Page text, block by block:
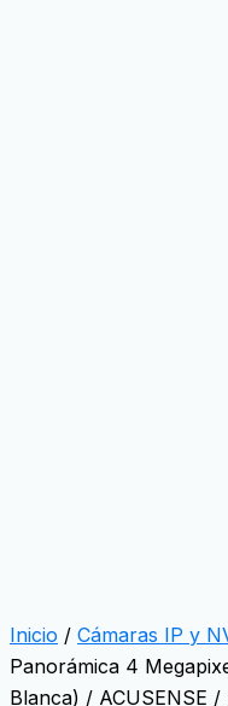
Inicio / Cámaras IP y
Panorámica 4
Blanca) / ACUSENSE